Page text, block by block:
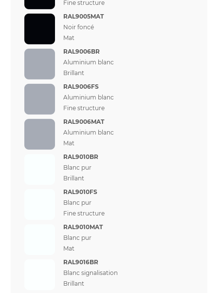
Fine structure
RAL9005MAT
Noir foncé
Mat
RAL9006BR
Aluminium blanc
Brillant
RAL9006FS
Aluminium blanc
Fine structure
RAL9006MAT
Aluminium blanc
Mat
RAL9010BR
Blanc pur
Brillant
RAL9010FS
Blanc pur
Fine structure
RAL9010MAT
Blanc pur
Mat
RAL9016BR
Blanc signalisation
Brillant